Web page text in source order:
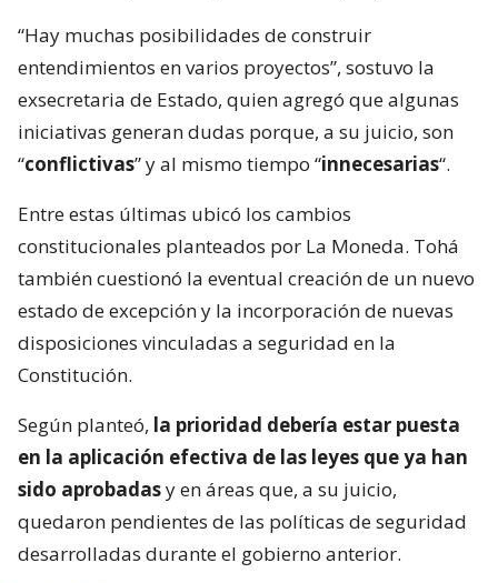
“Hay muchas posibilidades de construir
entendimientos en varios proyectos”, sostuvo la
exsecretaria de Estado, quien agregó que algunas
iniciativas generan dudas porque, a su juicio, son
“conflictivas” y al mismo tiempo “innecesarias“.
Entre estas últimas ubicó los cambios
constitucionales planteados por La Moneda. Tohá
también cuestionó la eventual creación de un nuevo
estado de excepción y la incorporación de nuevas
disposiciones vinculadas a seguridad en la
Constitución.
Según planteó, la prioridad debería estar puesta
en la aplicación efectiva de las leyes que ya han
sido aprobadasy en áreas que, a su juicio,
quedaron pendientes de las políticas de seguridad
desarrolladas durante el gobierno anterior.